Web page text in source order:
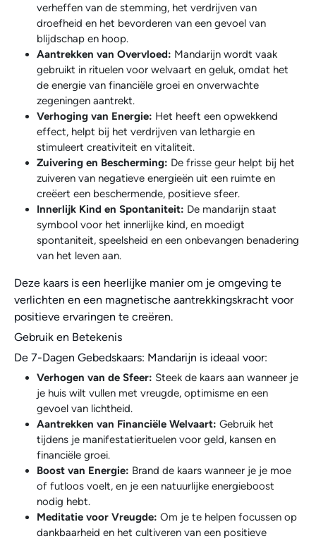
verheffen van de stemming, het verdrijven van
droefheid en het bevorderen van een gevoel van
blijdschap en hoop.
Aantrekken van Overvloed: Mandarijn wordt vaak
gebruikt in rituelen voor welvaart en geluk, omdat het
de energie van financiële groei en onverwachte
zegeningen aantrekt.
Verhoging van Energie: Het heeft een opwekkend
effect, helpt bij het verdrijven van lethargie en
stimuleert creativiteit en vitaliteit.
Zuivering en Bescherming: De frisse geur helpt bij het
zuiveren van negatieve energieën uit een ruimte en
creëert een beschermende, positieve sfeer.
Innerlijk Kind en Spontaniteit: De mandarijn staat
symbool voor het innerlijke kind, en moedigt
spontaniteit, speelsheid en een onbevangen benadering
van het leven aan.
Deze kaars is een heerlijke manier om je omgeving te
verlichten en een magnetische aantrekkingskracht voor
positieve ervaringen te creëren.
Gebruik en Betekenis
De 7-Dagen Gebedskaars: Mandarijn is ideaal voor:
Verhogen van de Sfeer: Steek de kaars aan wanneer je
je huis wilt vullen met vreugde, optimisme en een
gevoel van lichtheid.
Aantrekken van Financiële Welvaart: Gebruik het
tijdens je manifestatierituelen voor geld, kansen en
financiële groei.
Boost van Energie: Brand de kaars wanneer je je moe
of futloos voelt, en je een natuurlijke energieboost
nodig hebt.
Meditatie voor Vreugde: Om je te helpen focussen op
dankbaarheid en het cultiveren van een positieve